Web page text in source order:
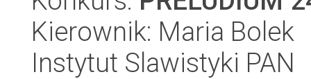
Kierownik: Maria Bolek
Instytut Slawistyki PAN